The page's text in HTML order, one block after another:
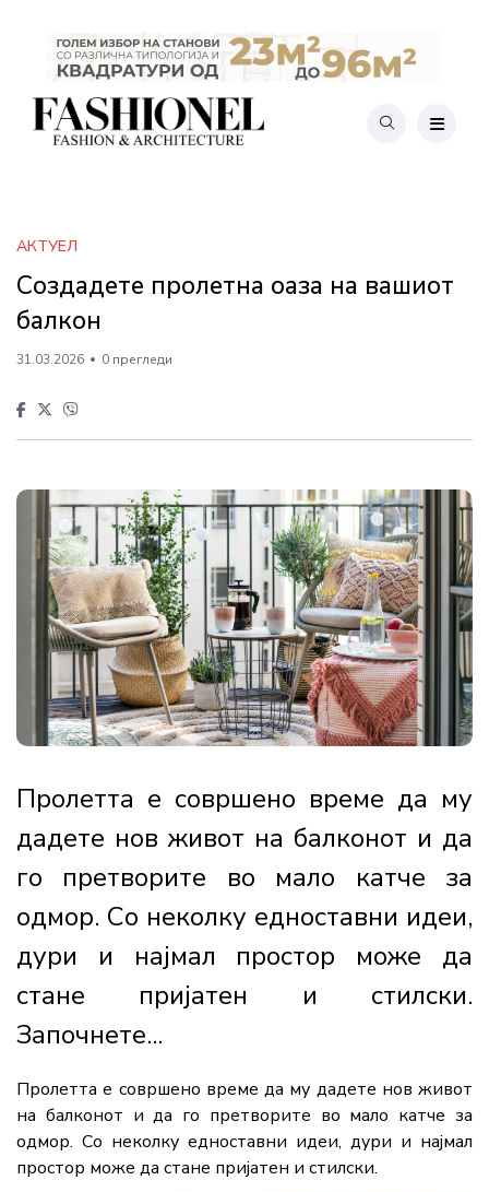
АКТУЕЛ
Создадете пролетна оаза на вашиот
балкон
31.03.2026 0 прегледи
Пролетта е совршено време да му
дадете нов живот на балконот и да
го претворите во мало катче за
одмор. Со неколку едноставни идеи,
дури и најмал простор може да
стане пријатен и стилски.
Започнете...
Пролетта е совршено време да му дадете нов живот
на балконот и да го претворите во мало катче за
одмор. Со неколку едноставни идеи, дури и најмал
простор може да стане пријатен и стилски.